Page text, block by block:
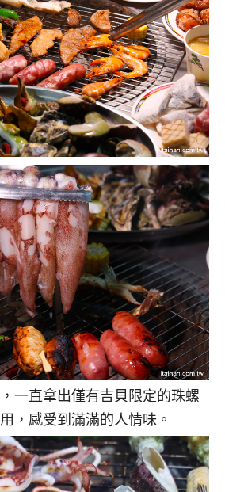
一直拿出僅有吉貝限定的珠螺
，感受到滿滿的人情味。